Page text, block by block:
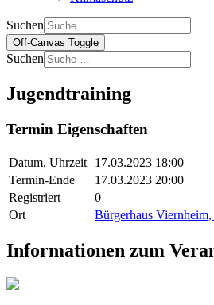
Suchen
Off-Canvas Toggle
Suchen
Jugendtraining
Termin Eigenschaften
Datum, Uhrzeit
17.03.2023 18:00
Termin-Ende
17.03.2023 20:00
Registriert
0
Ort
Bürgerhaus
Informationen zum